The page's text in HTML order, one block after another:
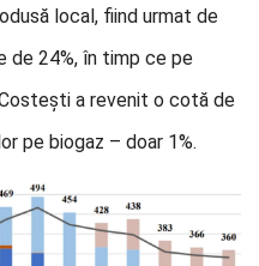
local, fiind urmat de
de 24%, în timp ce pe
a revenit o cotă de
pe biogaz – doar 1%.